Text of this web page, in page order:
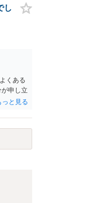
し
くある
申し立
考え方
同時に
も信頼